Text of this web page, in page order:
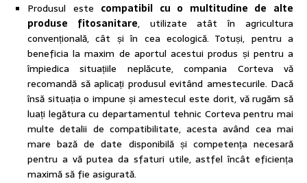
Produsul este compatibil cu o multitudine de alte
produse fitosanitare, utilizate atât în agricultura
convențională, cât și în cea ecologică. Totuși, pentru a
beneficia la maxim de aportul acestui produs și pentru a
împiedica situațiile neplăcute, compania Corteva vă
recomandă să aplicați produsul evitând amestecurile. Dacă
însă situația o impune și amestecul este dorit, vă rugăm să
luați legătura cu departamentul tehnic Corteva pentru mai
multe detalii de compatibilitate, acesta având cea mai
mare bază de date disponibilă și competența necesară
pentru a vă putea da sfaturi utile, astfel încât eficiența
maximă să fie asigurată.